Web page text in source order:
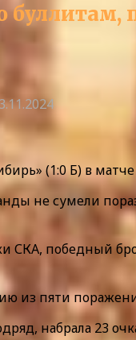
(1:0 Б) в
не сумели
СКА, победный
из пяти
набрала 23